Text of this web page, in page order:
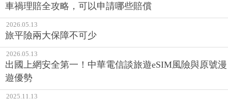
車禍理賠全攻略，可以申請哪些賠償
2026.05.13
旅平險兩大保障不可少
2026.05.13
出國上網安全第一！中華電信談旅遊eSIM風險與原號漫
遊優勢
2025.11.13